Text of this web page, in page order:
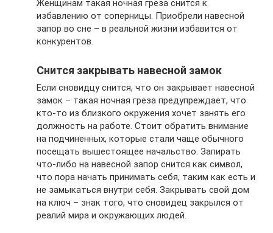
Женщинам такая ночная греза снится к
избавлению от соперницы. Приобрели навесной
запор во сне – в реальной жизни избавится от
конкурентов.
Снится закрывать навесной замок
Если сновидцу снится, что он закрывает навесной
замок – такая ночная греза предупреждает, что
кто-то из близкого окружения хочет занять его
должность на работе. Стоит обратить внимание
на подчиненных, которые стали чаще обычного
посещать вышестоящее начальство. Запирать
что-либо на навесной запор снится как символ,
что пора начать принимать себя, таким как есть и
не замыкаться внутри себя. Закрывать свой дом
на ключ – знак того, что сновидец закрылся от
реалий мира и окружающих людей.